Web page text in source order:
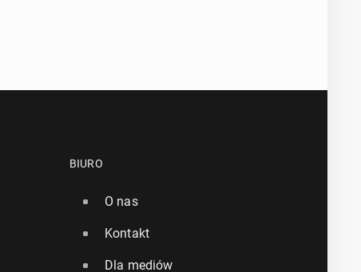
BIURO
O nas
Kontakt
Dla mediów